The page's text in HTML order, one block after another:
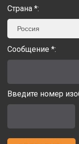
Страна *:
Россия
Сообщение *:
Введите номер